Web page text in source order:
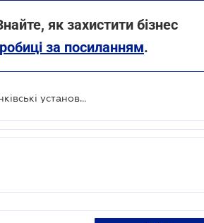
як захистити бізнес
за посиланням.
НБУ буде дистанційно перевіряти банки та небанківські установи з питань фінмоніторингу та валютного нагляду